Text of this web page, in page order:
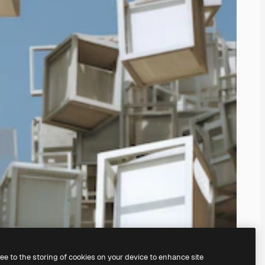
de notre générateur d’images IA.
to the storing of cookies on your device to enhance site